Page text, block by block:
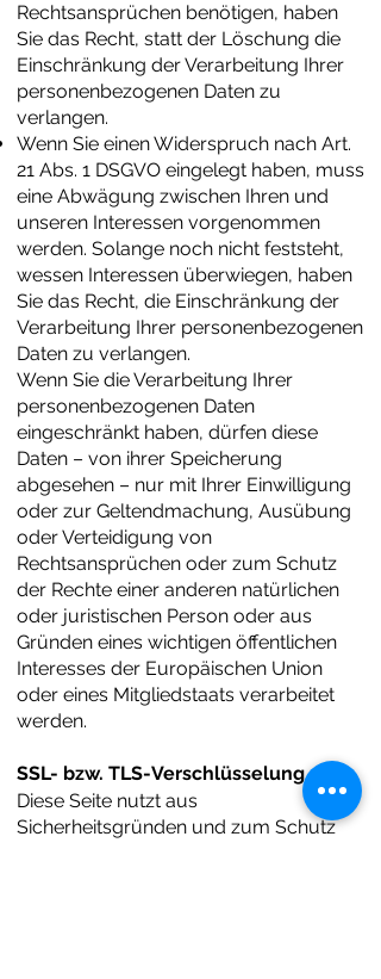
Rechtsansprüchen benötigen, haben
Sie das Recht, statt der Löschung die
Einschränkung der Verarbeitung Ihrer
personenbezogenen Daten zu
verlangen.
Wenn Sie einen Widerspruch nach Art.
21 Abs. 1 DSGVO eingelegt haben, muss
eine Abwägung zwischen Ihren und
unseren Interessen vorgenommen
werden. Solange noch nicht feststeht,
wessen Interessen überwiegen, haben
Sie das Recht, die Einschränkung der
Verarbeitung Ihrer personenbezogenen
Daten zu verlangen.
Wenn Sie die Verarbeitung Ihrer
personenbezogenen Daten
eingeschränkt haben, dürfen diese
Daten – von ihrer Speicherung
abgesehen – nur mit Ihrer Einwilligung
oder zur Geltendmachung, Ausübung
oder Verteidigung von
Rechtsansprüchen oder zum Schutz
der Rechte einer anderen natürlichen
oder juristischen Person oder aus
Gründen eines wichtigen öffentlichen
Interesses der Europäischen Union
oder eines Mitgliedstaats verarbeitet
werden.
SSL- bzw. TLS-Verschlüsselung
Diese Seite nutzt aus
Sicherheitsgründen und zum Schutz